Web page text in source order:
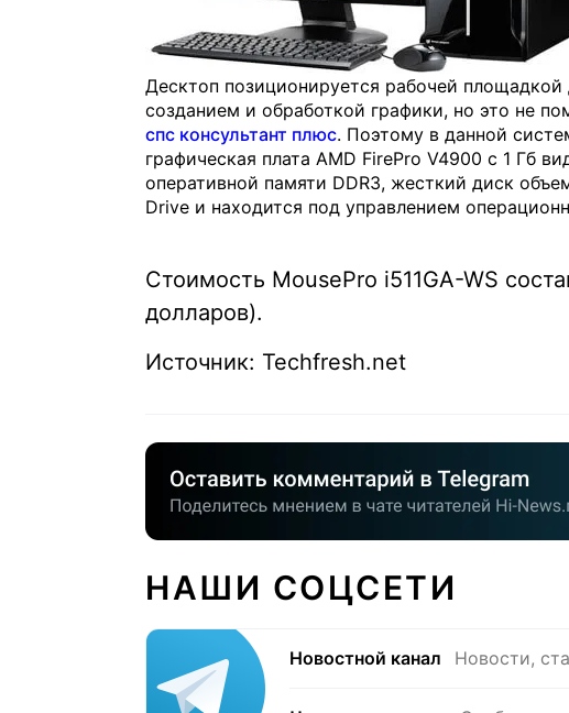
Десктоп позиционируется рабочей
созданием и обработкой графики, но это не
спс консультант плюс. Поэтому в данной
графическая плата AMD FirePro V4900 с 1 Гб
оперативной памяти DDR3, жесткий диск
Drive и находится под управлением
Стоимость MousePro i511GA-WS
долларов).
Источник: Techfresh.net
НАШИ СОЦСЕТИ
Новостной канал Новости,